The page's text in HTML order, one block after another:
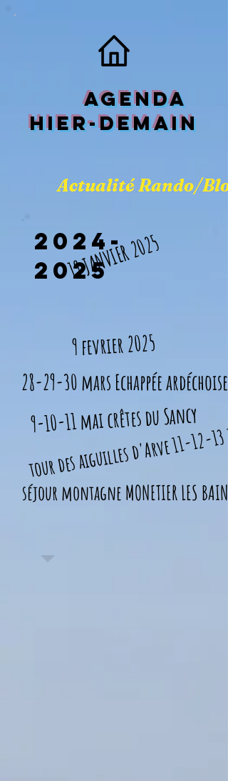
aGENDA
HIER-DEMAIN
Actualité Rando/
2024-
2025
19 JANVIER 2025
9 fevrier 2025
28-29-30 mars Echappée ardéchoise
9-10-11 mai crêtes du Sancy
tour des aiguilles d'Arve 11-12-13
séjour montagne MONETIER LES